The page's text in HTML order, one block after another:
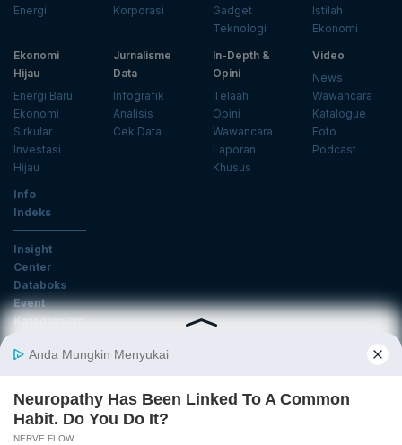
Energi
Korporasi
Gadget
Teknologi
Istilah
Ekonomi
Ekonomi
Hijau
Energi Baru
Ekonomi
Sirkular
Investasi
Hijau
Jurnalisme
Data
Infografik
Analisis
Cek Data
In-Depth &
Opini
Telaah
Opini
Wawancara
Laporan
Khusus
Video
News
Wawancara
Katalogue
Foto
Podcast
Info
Indeks
Insight
Center
Databoks
Event
KatadataOto
Email
Daftar